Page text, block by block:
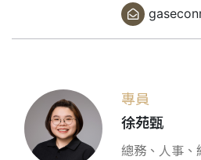
專員
徐苑甄
總務、人事、